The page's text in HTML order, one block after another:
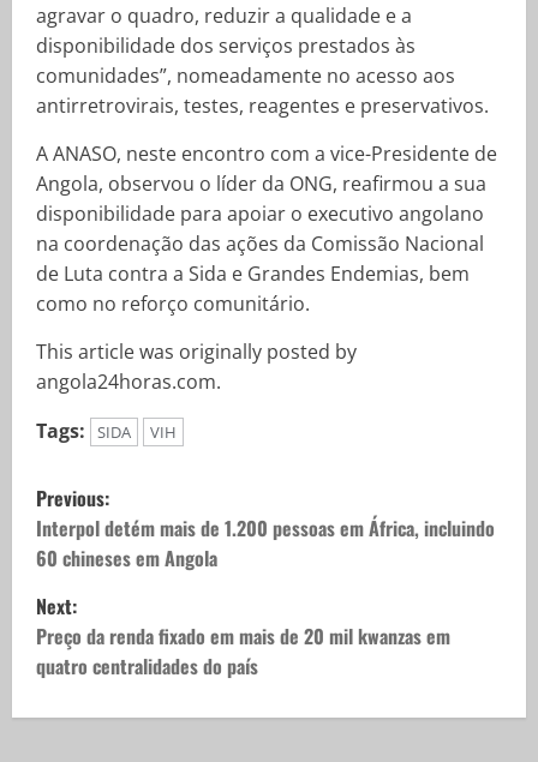
agravar o quadro, reduzir a qualidade e a
disponibilidade dos serviços prestados às
comunidades”, nomeadamente no acesso aos
antirretrovirais, testes, reagentes e preservativos.
A ANASO, neste encontro com a vice-Presidente de
Angola, observou o líder da ONG, reafirmou a sua
disponibilidade para apoiar o executivo angolano
na coordenação das ações da Comissão Nacional
de Luta contra a Sida e Grandes Endemias, bem
como no reforço comunitário.
This article was originally posted by
angola24horas.com.
Tags:
SIDA VIH
Previous:
Interpol detém mais de 1.200 pessoas em África, incluindo
60 chineses em Angola
Next:
Preço da renda fixado em mais de 20 mil kwanzas em
quatro centralidades do país